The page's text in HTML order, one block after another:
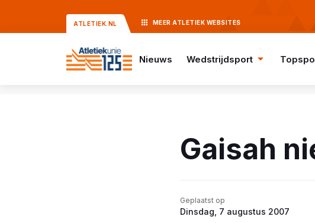
ATLETIEK.NL MEER ATLETIEK WEBSITES
Nieuws Wedstrijdsport
Gaisah
Geplaatst op
Dinsdag, 7 augustus 2007